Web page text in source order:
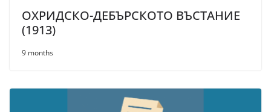
ОХРИДСКО-ДЕБЪРСКОТО ВЪСТАНИЕ
(1913)
9 months